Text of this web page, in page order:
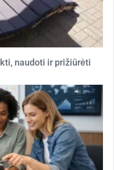
naudoti ir prižiūrėti